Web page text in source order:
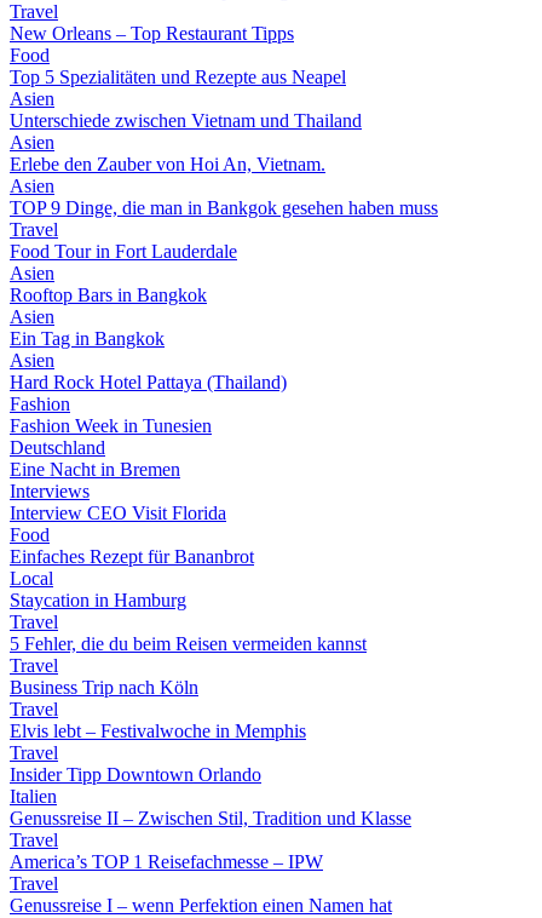
Travel
New Orleans – Top Restaurant Tipps
Food
Top 5 Spezialitäten und Rezepte aus Neapel
Asien
Unterschiede zwischen Vietnam und Thailand
Asien
Erlebe den Zauber von Hoi An, Vietnam.
Asien
TOP 9 Dinge, die man in Bankgok gesehen haben muss
Travel
Food Tour in Fort Lauderdale
Asien
Rooftop Bars in Bangkok
Asien
Ein Tag in Bangkok
Asien
Hard Rock Hotel Pattaya (Thailand)
Fashion
Fashion Week in Tunesien
Deutschland
Eine Nacht in Bremen
Interviews
Interview CEO Visit Florida
Food
Einfaches Rezept für Bananbrot
Local
Staycation in Hamburg
Travel
5 Fehler, die du beim Reisen vermeiden kannst
Travel
Business Trip nach Köln
Travel
Elvis lebt – Festivalwoche in Memphis
Travel
Insider Tipp Downtown Orlando
Italien
Genussreise II – Zwischen Stil, Tradition und Klasse
Travel
America’s TOP 1 Reisefachmesse – IPW
Travel
Genussreise I – wenn Perfektion einen Namen hat